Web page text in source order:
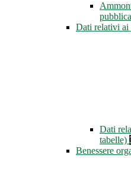
Dati relativi ai
Dati
tabelle)
Benessere